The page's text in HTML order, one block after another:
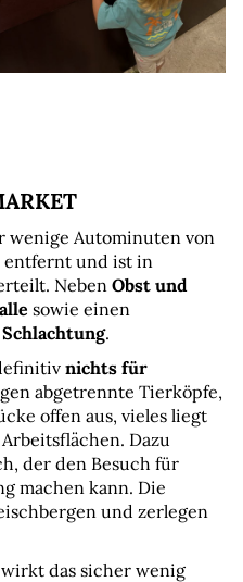
wenige Autominuten von
entfernt und ist in
Neben Obst und
.
nichts für
abgetrennte Tierköpfe,
offen aus, vieles liegt
Dazu
der den Besuch für
machen kann. Die
und zerlegen
das sicher wenig